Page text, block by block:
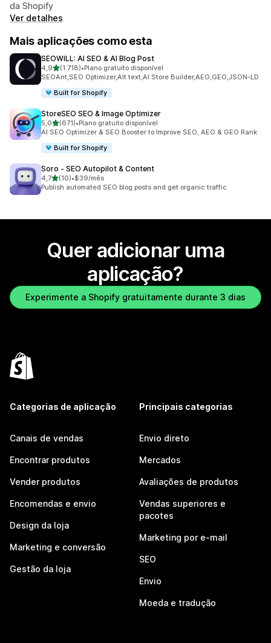
da Shopify
Ver detalhes
Mais aplicações como esta
SEOWILL: AI SEO & AI Blog Post
4,9de 5 estrelas
(1.718)
1718 total de avaliações
•Plano gratuito disponível
SEOAnt,SEO Optimizer,Alt text,AI Store Builder,AEO,GEO,JSON-LD
Built for Shopify
StoreSEO SEO & Image Optimizer
5,0de 5 estrelas
(671)
671 total de avaliações
•Plano gratuito disponível
AI SEO Optimizer & SEO Booster to Improve SEO, AEO & GEO Rank
Built for Shopify
Soro ‑ SEO Autopilot & Content
4,7de 5 estrelas
(10)
10 total de avaliações
•$39/mês
Publish automated SEO blog posts and get organic traffic
Quer adicionar uma
aplicação?
Experimente a Shopify gratuitamente durante 3 dias
Categorias de aplicação
Canais de vendas
Encontrar produtos
Vender produtos
Encomendas e envio
Design da loja
Marketing e conversão
Gestão da loja
Principais categorias
Envio direto
Mercados
Avaliações de produtos
Vendas superiores e
pacotes
Marketing por e-mail
SEO
Envio
Moeda e tradução